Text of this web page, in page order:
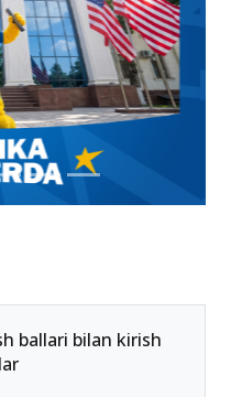
ballari bilan kirish